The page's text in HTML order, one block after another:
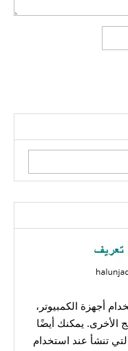
أجهزة الكمبيوتر،
الأخرى. يمكنك أيضًا
تنشأ عند استخدام